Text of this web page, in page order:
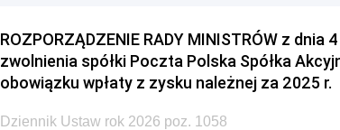
ROZPORZĄDZENIE RADY MINISTRÓW z
zwolnienia spółki Poczta Polska Spółka
obowiązku wpłaty z zysku należnej za 2025 r.
Dziennik Ustaw rok 2026 poz. 1058